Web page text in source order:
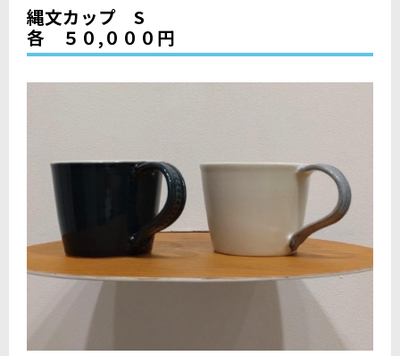
縄文カップ S
各 ５０,０００円